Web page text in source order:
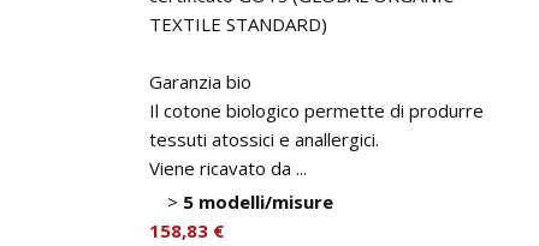
TEXTILE STANDARD)
Garanzia bio
Il cotone biologico permette di produrre
tessuti atossici e anallergici.
Viene ricavato da ...
> 5 modelli/misure
158,83 €